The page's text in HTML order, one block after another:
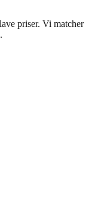
priser. Vi matcher